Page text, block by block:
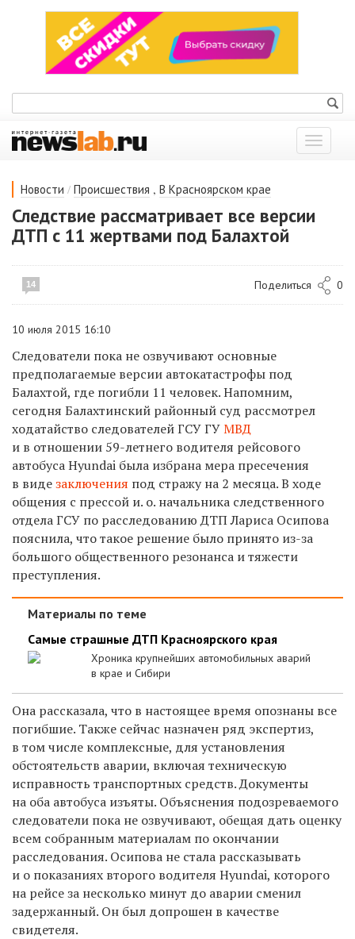
Показать
меню
Новости / Происшествия , В Красноярском крае
Следствие рассматривает все версии
ДТП с 11 жертвами под Балахтой
14 Поделиться 0
10 июля 2015 16:10
Следователи пока не озвучивают основные
предполагаемые версии автокатастрофы под
Балахтой, где погибли 11 человек. Напомним,
сегодня Балахтинский районный суд рассмотрел
ходатайство следователей ГСУ ГУМВД
и в отношении 59-летнего водителя рейсового
автобуса Hyundai была избрана мера пресечения
в видезаключения под стражу на 2 месяца. В ходе
общения с прессой и. о. начальника следственного
отдела ГСУ по расследованию ДТП Лариса Осипова
пояснила, что такое решение было принято из-за
большого общественного резонанса и тяжести
преступления.
Материалы по теме
Самые страшные ДТП Красноярского края
Хроника крупнейших автомобильных аварий
в крае и Сибири
Она рассказала, что в настоящее время опознаны все
погибшие. Также сейчас назначен ряд экспертиз,
в том числе комплексные, для установления
обстоятельств аварии, включая техническую
исправность транспортных средств. Документы
на оба автобуса изъяты. Объяснения подозреваемого
следователи пока не озвучивают, обещая дать оценку
всем собранным материалам по окончании
расследования. Осипова не стала рассказывать
и о показаниях второго водителя Hyundai, которого
на рейсе за несколько минут до аварии сменил
задержанный. Он был допрошен в качестве
свидетеля.